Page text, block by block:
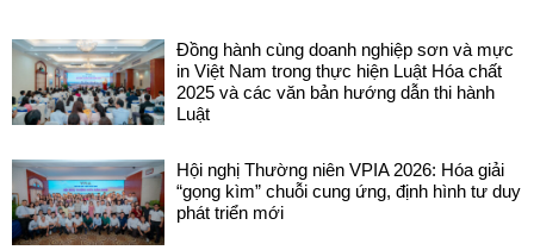
Đồng hành cùng doanh nghiệp sơn và mực
in Việt Nam trong thực hiện Luật Hóa chất
2025 và các văn bản hướng dẫn thi hành
Luật
Hội nghị Thường niên VPIA 2026: Hóa giải
“gọng kìm” chuỗi cung ứng, định hình tư duy
phát triển mới